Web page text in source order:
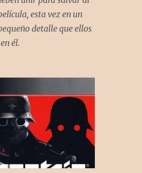
nos agregan a sus
y nos dejan
diferentes redes.
cronicasgoomb
CronicasGoomb
esta vez en un
detalle que ellos
él.